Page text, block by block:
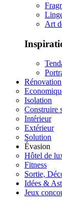
Art
Rénovation
Isolation
Construire
Intérieur
Extérieur
Solution
Évasion
Hôtel de
Fitness
Sortie,
Idées &
Jeux